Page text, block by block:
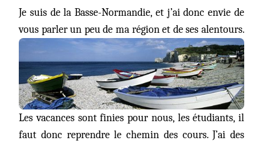
Je suis de la Basse-Normandie, et j’ai donc envie de
vous parler un peu de ma région et de ses alentours.
Les vacances sont finies pour nous, les étudiants, il
faut donc reprendre le chemin des cours. J’ai des